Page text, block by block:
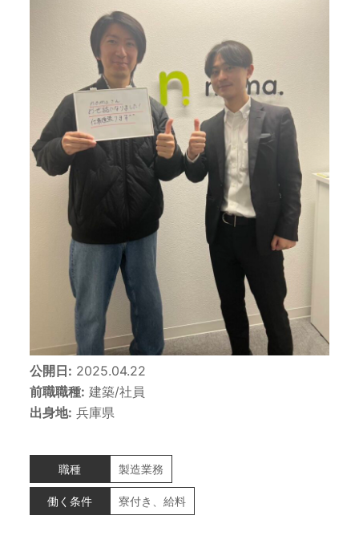
公開日: 2025.04.22
前職職種: 建築/社員
出身地: 兵庫県
職種 製造業務
働く条件 寮付き、給料